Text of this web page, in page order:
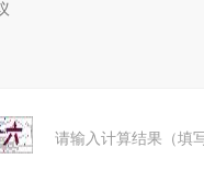
请输入计算结果（填